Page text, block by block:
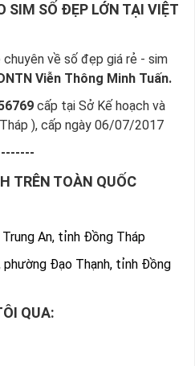
SIM SỐ ĐẸP LỚN TẠI VIỆT
về số đẹp giá rẻ - sim
DNTN Viễn Thông Minh Tuấn.
cấp tại Sở Kế hoạch và
), cấp ngày 06/07/2017
TRÊN TOÀN QUỐC
An, tỉnh Đồng Tháp
Đạo Thạnh, tỉnh Đồng
QUA: